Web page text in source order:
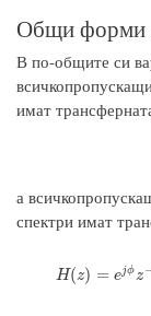
Общи форми
В по-общите си
имат
а
спектри имат
H(z) = ejϕz
H(z)= ejϕz−M